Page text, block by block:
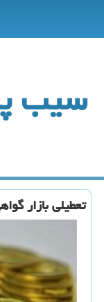
سیب
تعطیلی بازار